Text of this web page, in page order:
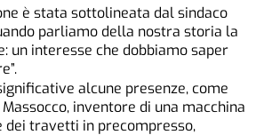
è stata sottolineata dal sindaco
parliamo della nostra storia la
un interesse che dobbiamo saper
alcune presenze, come
inventore di una macchina
dei travetti in precompresso,